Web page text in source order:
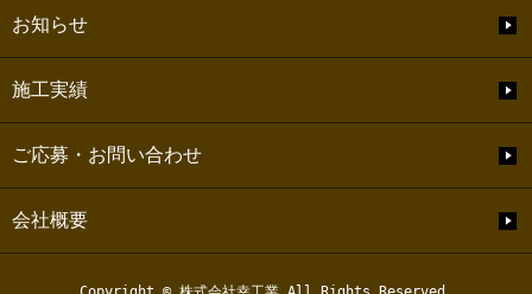
お知らせ
施工実績
ご応募・お問い合わせ
会社概要